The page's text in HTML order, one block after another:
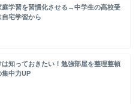
庭学習を習慣化させる→中学生の高校受
自宅学習から
は知っておきたい！勉強部屋を整理整頓
中力UP